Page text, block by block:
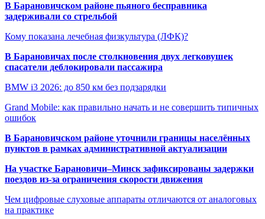
В Барановичском районе пьяного бесправника
задерживали со стрельбой
Кому показана лечебная физкультура (ЛФК)?
В Барановичах после столкновения двух легковушек
спасатели деблокировали пассажира
BMW i3 2026: до 850 км без подзарядки
Grand Mobile: как правильно начать и не совершить типичных
ошибок
В Барановичском районе уточнили границы населённых
пунктов в рамках административной актуализации
На участке Барановичи–Минск зафиксированы задержки
поездов из-за ограничения скорости движения
Чем цифровые слуховые аппараты отличаются от аналоговых
на практике